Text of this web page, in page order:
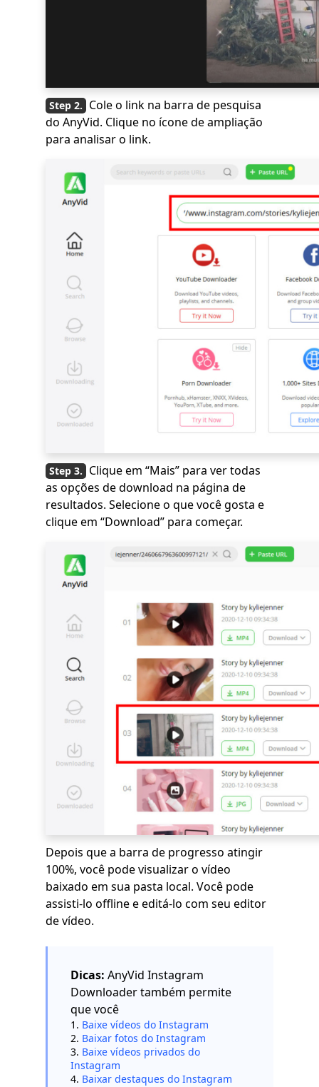
Cole o link na barra de pesquisa
do AnyVid. Clique no ícone de ampliação
para analisar o link.
Clique em “Mais” para ver todas
as opções de download na página de
resultados. Selecione o que você gosta e
clique em “Download” para começar.
Depois que a barra de progresso atingir
100%, você pode visualizar o vídeo
baixado em sua pasta local. Você pode
assisti-lo offline e editá-lo com seu editor
de vídeo.
Dicas: AnyVid Instagram
Downloader também permite
que você
1. Baixe vídeos do Instagram
2. Baixar fotos do Instagram
3. Baixe vídeos privados do
Instagram
4. Baixar destaques do Instagram